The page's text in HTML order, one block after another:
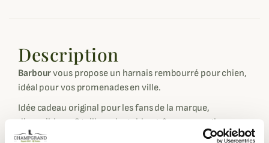
Description
Barbourvous propose un harnais rembourré pour chien,
idéal pour vos promenades en ville.
Idée cadeau original pour les fans de la marque,
disponible en 3 tailles adaptables grâce aux sangles
présentes sur les cotés.